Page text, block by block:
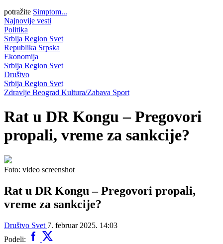
potražite Simptom...
Najnovije vesti
Politika
Srbija Region Svet
Republika Srpska
Ekonomija
Srbija Region Svet
Društvo
Srbija Region Svet
Zdravlje Beograd Kultura/Zabava Sport
Rat u DR Kongu – Pregovori
propali, vreme za sankcije?
Foto: video screenshot
Rat u DR Kongu – Pregovori propali,
vreme za sankcije?
Društvo Svet 7. februar 2025. 14:03
Podeli: